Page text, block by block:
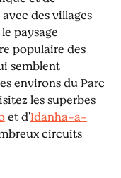
des villages
paysage
populaire des
semblent
environs du Parc
les superbes
et d'Idanha-a-
circuits